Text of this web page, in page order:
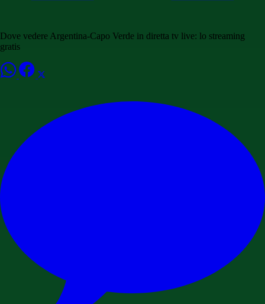
Dove vedere Argentina-Capo Verde in diretta tv live: lo streaming
gratis